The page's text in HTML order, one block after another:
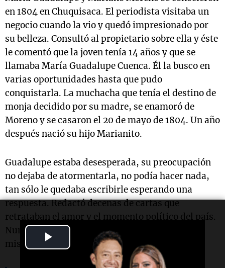
Video
en 1804 en Chuquisaca. El periodista visitaba un
negocio cuando la vio y quedó impresionado por
su belleza. Consultó al propietario sobre ella y éste
le comentó que la joven tenía 14 años y que se
llamaba María Guadalupe Cuenca. Él la busco en
varias oportunidades hasta que pudo
conquistarla. La muchacha que tenía el destino de
monja decidido por su madre, se enamoró de
Moreno y se casaron el 20 de mayo de 1804. Un año
después nació su hijo Marianito.
Guadalupe estaba desesperada, su preocupación
no dejaba de atormentarla, no podía hacer nada,
tan sólo le quedaba escribirle esperando una
respuesta. Redactó decenas de cartas que
retrataban el amor y el momento político del país.
Nunca fueron contestadas, hasta que llegó la
misiva definitiva.